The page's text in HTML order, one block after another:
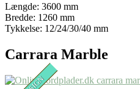
Længde: 3600 mm
Bredde: 1260 mm
Tykkelse: 12/24/30/40 mm
Carrara Marble